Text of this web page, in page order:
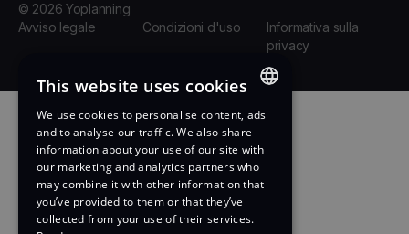
© 2026 Yoplanning
Avviso legale
Condizioni d'uso
Informativa sulla
privacy
ENGLISH
FRENCH
This website uses cookies
We use cookies to personalise content, ads
and to analyse our traffic. We also share
information about your use of our site with
our marketing and analytics partners who
may combine it with other information that
you’ve provided to them or that they’ve
collected from your use of their services.